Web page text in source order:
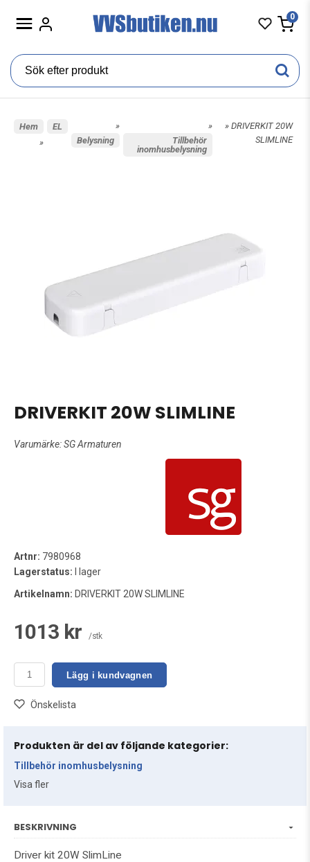
0
Hem
»
EL
»
Belysning
»
Tillbehör
inomhusbelysning
» DRIVERKIT 20W
SLIMLINE
DRIVERKIT 20W SLIMLINE
Varumärke:SG Armaturen
Artnr: 7980968
Lagerstatus: I lager
Artikelnamn: DRIVERKIT 20W SLIMLINE
1013 kr /stk
Lägg i kundvagnen
Önskelista
Produkten är del av följande kategorier:
Tillbehör inomhusbelysning
Visa fler
BESKRIVNING
Driver kit 20W SlimLine